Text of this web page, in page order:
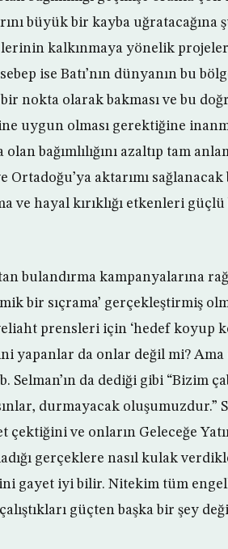
büyük bir kayba
kalkınmaya yönelik
ise Batı’nın dünyanın bu
bir nokta olarak bakması ve bu
uygun olması gerektiğine
bağımlılığını azaltıp tam
Ortadoğu’ya aktarımı
ve hayal kırıklığı etkenleri
bulandırma kampanyalarına
bir sıçrama’ gerçekleştirmiş
prensleri için ‘hedef koyup
yapanlar da onlar değil mi?
Selman’ın da dediği gibi “Bizim
durmayacak
çektiğini ve onların Geleceğe
gerçeklere nasıl kulak
gayet iyi bilir. Nitekim tüm
güçten başka bir şey